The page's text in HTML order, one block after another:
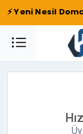
⚡ Yeni Nesil